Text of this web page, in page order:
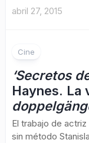
abril 27, 2015
Cine
‘Secretos
Haynes. La
El trabajo de
sin método